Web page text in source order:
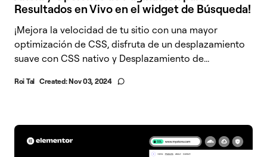
Resultados en Vivo en el widget de Búsqueda!
¡Mejora la velocidad de tu sitio con una mayor
optimización de CSS, disfruta de un desplazamiento
suave con CSS nativo y Desplazamiento de...
Roi Tal Created:Nov 03, 2024